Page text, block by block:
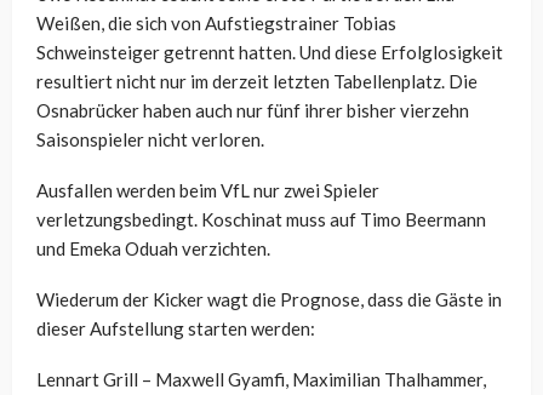
Weißen, die sich von Aufstiegstrainer Tobias
Schweinsteiger getrennt hatten. Und diese Erfolglosigkeit
resultiert nicht nur im derzeit letzten Tabellenplatz. Die
Osnabrücker haben auch nur fünf ihrer bisher vierzehn
Saisonspieler nicht verloren.
Ausfallen werden beim VfL nur zwei Spieler
verletzungsbedingt. Koschinat muss auf Timo Beermann
und Emeka Oduah verzichten.
Wiederum der Kicker wagt die Prognose, dass die Gäste in
dieser Aufstellung starten werden:
Lennart Grill – Maxwell Gyamfi, Maximilian Thalhammer,